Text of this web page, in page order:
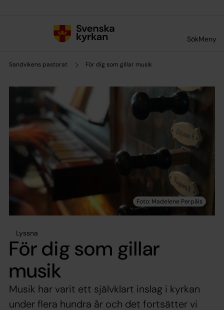
SökMeny
Sandvikens pastorat För dig som gillar musik
Lyssna
För dig som gillar
musik
Musik har varit ett självklart inslag i kyrkan
under flera hundra år och det fortsätter vi